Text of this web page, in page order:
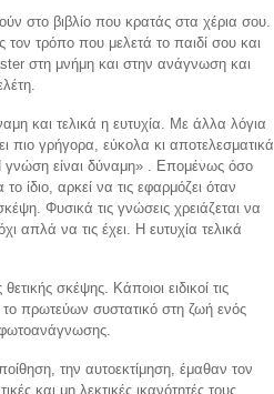
στο βιβλίο που κρατάς στα χέρια σου.
τον τρόπο που μελετά το παιδί σου και
στη μνήμη και στην ανάγνωση και
και τελικά η ευτυχία. Με άλλα λόγια
πιο γρήγορα, εύκολα κι αποτελεσματικά
είναι δύναμη» . Επομένως όσο
ίδιο, αρκεί να τις εφαρμόζει όταν
Φυσικά τις γνώσεις χρειάζεται να
απλά να τις έχει. Η ευτυχία τελικά
σκέψης. Κάποιοι ειδικοί τις
το πρωτεύων συστατικό στη ζωή ενός
φωτοανάγνωσης.
την αυτοεκτίμηση, έμαθαν τον
και μη λεκτικές ικανότητές τους,